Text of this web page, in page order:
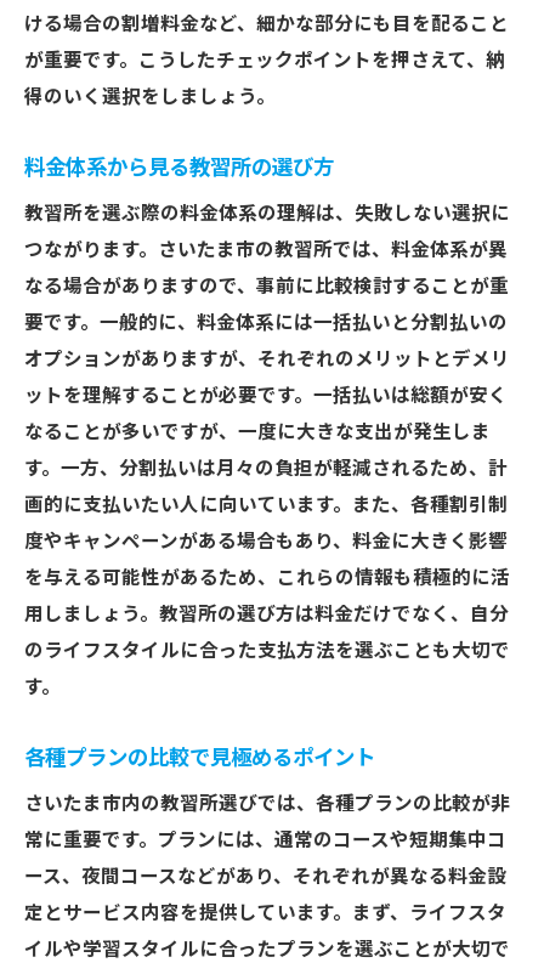
ける場合の割増料金など、細かな部分にも目を配ること
が重要です。こうしたチェックポイントを押さえて、納
得のいく選択をしましょう。
料金体系から見る教習所の選び方
教習所を選ぶ際の料金体系の理解は、失敗しない選択に
つながります。さいたま市の教習所では、料金体系が異
なる場合がありますので、事前に比較検討することが重
要です。一般的に、料金体系には一括払いと分割払いの
オプションがありますが、それぞれのメリットとデメリ
ットを理解することが必要です。一括払いは総額が安く
なることが多いですが、一度に大きな支出が発生しま
す。一方、分割払いは月々の負担が軽減されるため、計
画的に支払いたい人に向いています。また、各種割引制
度やキャンペーンがある場合もあり、料金に大きく影響
を与える可能性があるため、これらの情報も積極的に活
用しましょう。教習所の選び方は料金だけでなく、自分
のライフスタイルに合った支払方法を選ぶことも大切で
す。
各種プランの比較で見極めるポイント
さいたま市内の教習所選びでは、各種プランの比較が非
常に重要です。プランには、通常のコースや短期集中コ
ース、夜間コースなどがあり、それぞれが異なる料金設
定とサービス内容を提供しています。まず、ライフスタ
イルや学習スタイルに合ったプランを選ぶことが大切で